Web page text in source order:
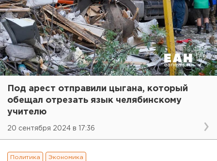
Под арест отправили цыгана, который
обещал отрезать язык челябинскому
учителю
20 сентября 2024 в 17:36
Политика Экономика